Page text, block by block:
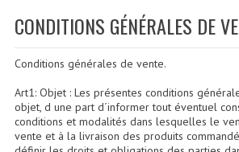
Plan Acces, Horaires.
Location De Matériel
Le Matériel D´occasion
Recherche Avancée
CONDITIONS GÉNÉRALES DE
Conditions générales de vente.
Art1: Objet : Les présentes conditions
objet, d une part d´informer tout éventuel
conditions et modalités dans lesquelles le
vente et à la livraison des produits